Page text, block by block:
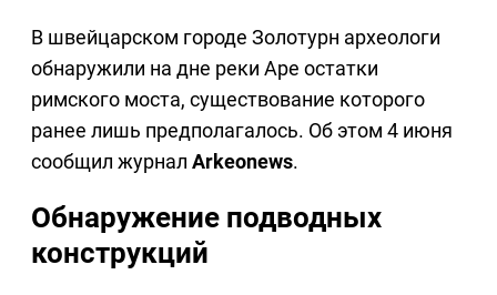
В швейцарском городе Золотурн археологи
обнаружили на дне реки Аре остатки
римского моста, существование которого
ранее лишь предполагалось. Об этом 4 июня
сообщил журнал Arkeonews.
Обнаружение подводных
конструкций